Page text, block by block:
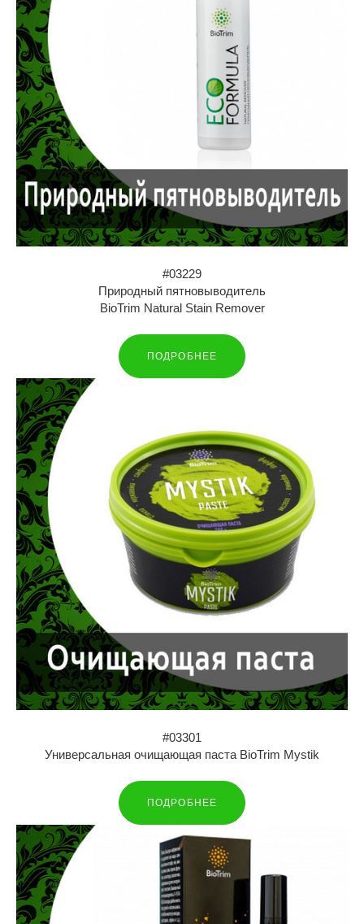
#03229
Природный пятновыводитель
BioTrim Natural Stain Remover
ПОДРОБНЕЕ
#03301
Универсальная очищающая паста BioTrim Mystik
ПОДРОБНЕЕ